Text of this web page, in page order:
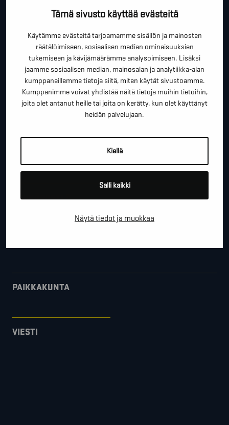
Tämä sivusto käyttää evästeitä
Käytämme evästeitä tarjoamamme sisällön ja mainosten
räätälöimiseen, sosiaalisen median ominaisuuksien
tukemiseen ja kävijämäärämme analysoimiseen. Lisäksi
jaamme sosiaalisen median, mainosalan ja analytiikka-alan
kumppaneillemme tietoja siitä, miten käytät sivustoamme.
Kumppanimme voivat yhdistää näitä tietoja muihin tietoihin,
joita olet antanut heille tai joita on kerätty, kun olet käyttänyt
heidän palvelujaan.
Kiellä
Salli kaikki
Näytä tiedot ja muokkaa
OTA YHTEYTTÄ!
Tällä lomakkeella voit kysyä lisäinfoa, pyytää ilmaista
kartoituskäyntiä tai ihan vain lähettää lämpimiä
terveisiä!
" näyttää pakolliset kentät
ETUNIMI SUKUNIMI *
SÄHKÖPOSTI *
PAIKKAKUNTA
VIESTI